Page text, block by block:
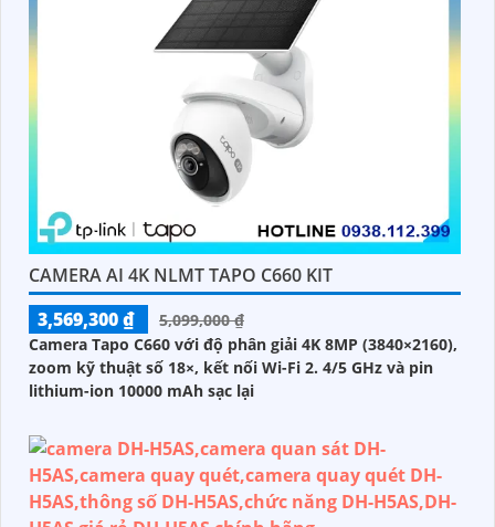
CAMERA AI 4K NLMT TAPO C660 KIT
3,569,300 ₫
5,099,000 ₫
Camera Tapo C660 với độ phân giải 4K 8MP (3840×2160),
zoom kỹ thuật số 18×, kết nối Wi-Fi 2. 4/5 GHz và pin
lithium-ion 10000 mAh sạc lại